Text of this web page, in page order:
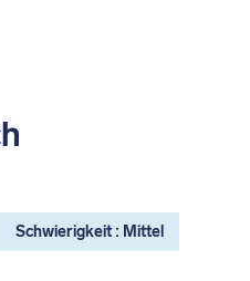
Schwierigkeit : Mittel